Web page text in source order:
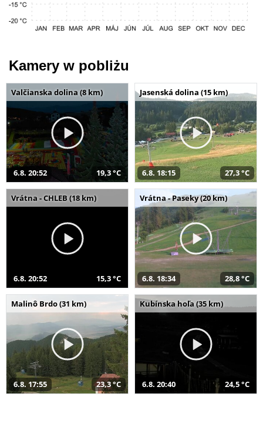
Kamery w pobliżu
Valčianska dolina (8 km)
6.8. 20:52 19,3 °C
Jasenská dolina (15 km)
6.8. 18:15 27,3 °C
Vrátna - CHLEB (18 km)
6.8. 20:52 15,3 °C
Vrátna - Paseky (20 km)
6.8. 18:34 28,8 °C
Malinô Brdo (31 km)
6.8. 17:55 23,3 °C
Kubínska hoľa (35 km)
6.8. 20:40 24,5 °C